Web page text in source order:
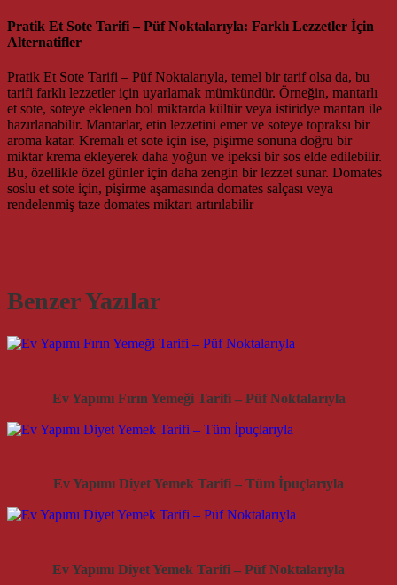
Pratik Et Sote Tarifi – Püf Noktalarıyla: Farklı Lezzetler İçin
Alternatifler
Pratik Et Sote Tarifi – Püf Noktalarıyla, temel bir tarif olsa da, bu
tarifi farklı lezzetler için uyarlamak mümkündür. Örneğin, mantarlı
et sote, soteye eklenen bol miktarda kültür veya istiridye mantarı ile
hazırlanabilir. Mantarlar, etin lezzetini emer ve soteye topraksı bir
aroma katar. Kremalı et sote için ise, pişirme sonuna doğru bir
miktar krema ekleyerek daha yoğun ve ipeksi bir sos elde edilebilir.
Bu, özellikle özel günler için daha zengin bir lezzet sunar. Domates
soslu et sote için, pişirme aşamasında domates salçası veya
rendelenmiş taze domates miktarı artırılabilir
Benzer Yazılar
Ev Yapımı Fırın Yemeği Tarifi – Püf Noktalarıyla
Ev Yapımı Diyet Yemek Tarifi – Tüm İpuçlarıyla
Ev Yapımı Diyet Yemek Tarifi – Püf Noktalarıyla